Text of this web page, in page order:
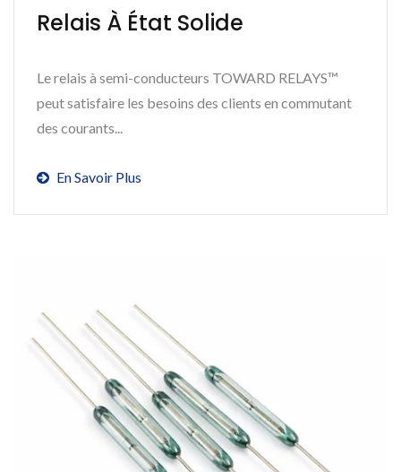
Relais À État Solide
Le relais à semi-conducteurs TOWARD RELAYS™
peut satisfaire les besoins des clients en commutant
des courants...
En Savoir Plus